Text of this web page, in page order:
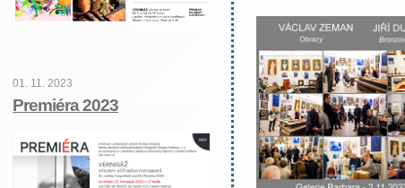
01. 11. 2023
Premiéra 2023